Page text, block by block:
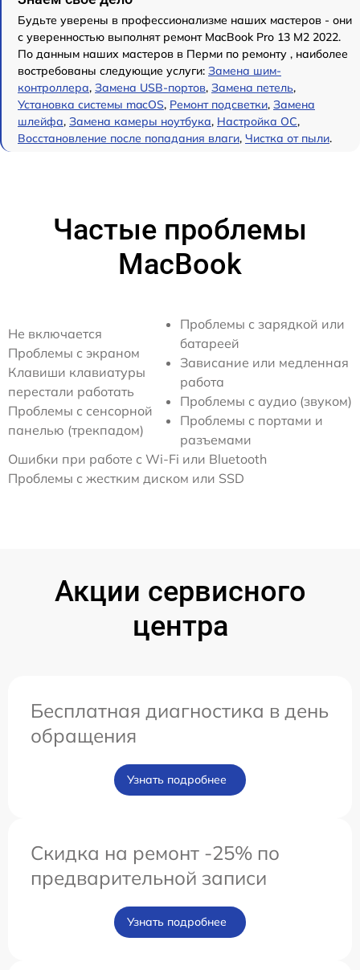
Будьте уверены в профессионализме наших мастеров - они
с уверенностью выполнят ремонт MacBook Pro 13 M2 2022.
По данным наших мастеров в Перми по ремонту , наиболее
востребованы следующие услуги: Замена шим-
контроллера, Замена USB-портов, Замена петель,
Установка системы macOS, Ремонт подсветки, Замена
шлейфа, Замена камеры ноутбука, Настройка ОС,
Восстановление после попадания влаги, Чистка от пыли.
Частые проблемы
MacBook
Не включается
Проблемы с экраном
Клавиши клавиатуры
перестали работать
Проблемы с сенсорной
панелью (трекпадом)
Проблемы с зарядкой или
батареей
Зависание или медленная
работа
Проблемы с аудио (звуком)
Проблемы с портами и
разъемами
Ошибки при работе с Wi-Fi или Bluetooth
Проблемы с жестким диском или SSD
Акции сервисного
центра
Бесплатная диагностика в день
обращения
Узнать подробнее
Скидка на ремонт -25% по
предварительной записи
Узнать подробнее